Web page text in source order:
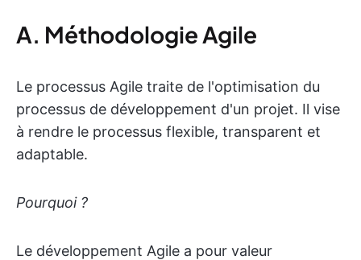
A. Méthodologie Agile
Le processus Agile traite de l'optimisation du
processus de développement d'un projet. Il vise
à rendre le processus flexible, transparent et
adaptable.
Pourquoi ?
Le développement Agile a pour valeur